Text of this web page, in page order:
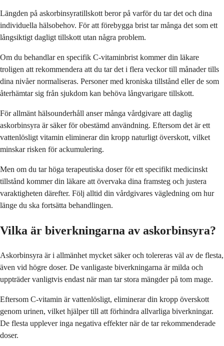
Längden på askorbinsyratillskott beror på varför du tar det och dina
individuella hälsobehov. För att förebygga brist tar många det som ett
långsiktigt dagligt tillskott utan några problem.
Om du behandlar en specifik C-vitaminbrist kommer din läkare
troligen att rekommendera att du tar det i flera veckor till månader tills
dina nivåer normaliseras. Personer med kroniska tillstånd eller de som
återhämtar sig från sjukdom kan behöva långvarigare tillskott.
För allmänt hälsounderhåll anser många vårdgivare att daglig
askorbinsyra är säker för obestämd användning. Eftersom det är ett
vattenlösligt vitamin eliminerar din kropp naturligt överskott, vilket
minskar risken för ackumulering.
Men om du tar höga terapeutiska doser för ett specifikt medicinskt
tillstånd kommer din läkare att övervaka dina framsteg och justera
varaktigheten därefter. Följ alltid din vårdgivares vägledning om hur
länge du ska fortsätta behandlingen.
Vilka är biverkningarna av askorbinsyra?
Askorbinsyra är i allmänhet mycket säker och tolereras väl av de flesta,
även vid högre doser. De vanligaste biverkningarna är milda och
uppträder vanligtvis endast när man tar stora mängder på tom mage.
Eftersom C-vitamin är vattenlösligt, eliminerar din kropp överskott
genom urinen, vilket hjälper till att förhindra allvarliga biverkningar.
De flesta upplever inga negativa effekter när de tar rekommenderade
doser.